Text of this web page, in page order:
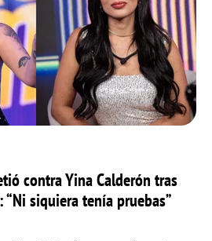
contra Yina Calderón tras
“Ni siquiera tenía pruebas”